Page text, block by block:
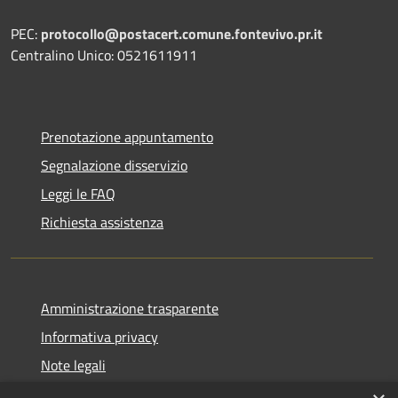
PEC: protocollo@postacert.comune.fontevivo.pr.it
Centralino Unico: 0521611911
Prenotazione appuntamento
Segnalazione disservizio
Leggi le FAQ
Richiesta assistenza
Amministrazione trasparente
Informativa privacy
Note legali